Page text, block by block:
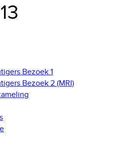
Bezoek 1
Bezoek 2 (MRI)